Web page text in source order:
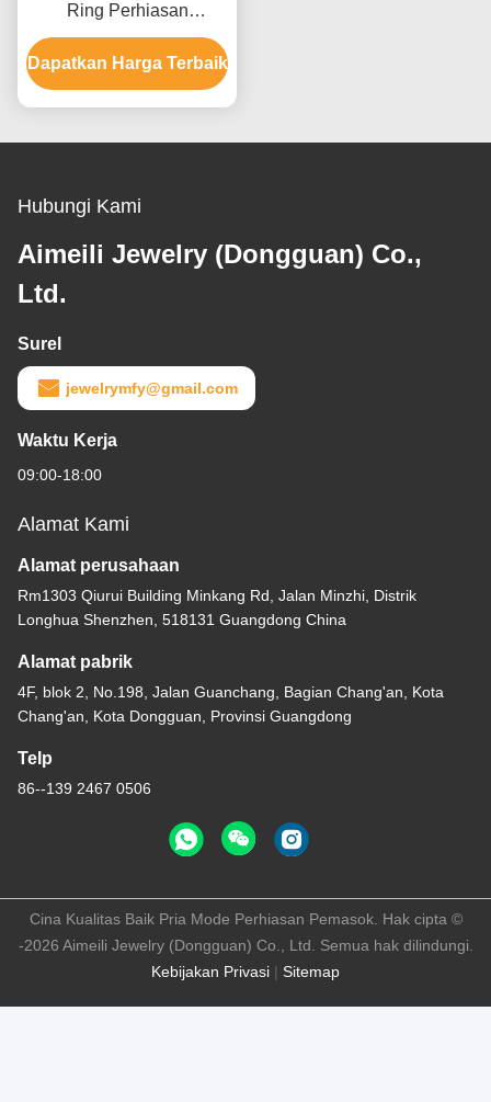
Ring Perhiasan
Bundaran 7mm Batu
Setting
Dapatkan Harga Terbaik
Hubungi Kami
Aimeili Jewelry (Dongguan) Co.,
Ltd.
Surel
jewelrymfy@gmail.com
Waktu Kerja
09:00-18:00
Alamat Kami
Alamat perusahaan
Rm1303 Qiurui Building Minkang Rd, Jalan Minzhi, Distrik
Longhua Shenzhen, 518131 Guangdong China
Alamat pabrik
4F, blok 2, No.198, Jalan Guanchang, Bagian Chang'an, Kota
Chang'an, Kota Dongguan, Provinsi Guangdong
Telp
86--139 2467 0506
Kebijakan Privasi | Sitemap
Cina Kualitas Baik Pria Mode Perhiasan Pemasok. Hak cipta ©
-2026 Aimeili Jewelry (Dongguan) Co., Ltd. Semua hak dilindungi.